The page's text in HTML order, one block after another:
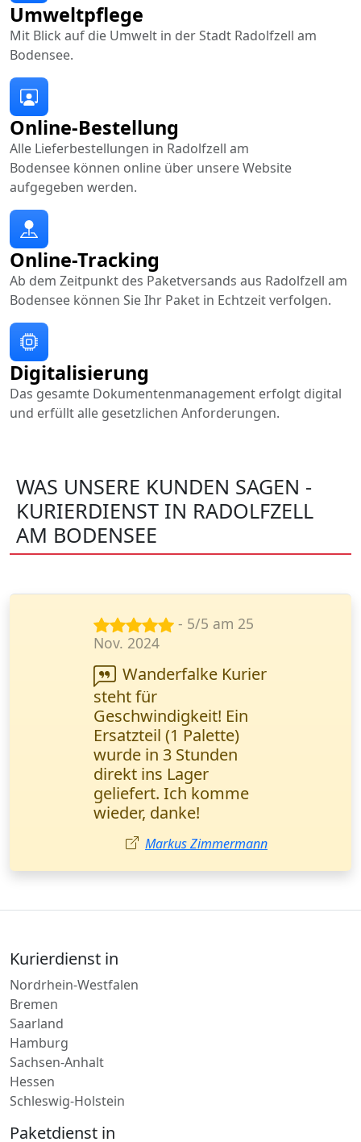
Online-Bestellung
Alle Lieferbestellungen in Radolfzell am
Bodensee können online über unsere Website
aufgegeben werden.
Online-Tracking
Ab dem Zeitpunkt des Paketversands aus Radolfzell am
Bodensee können Sie Ihr Paket in Echtzeit verfolgen.
Digitalisierung
Das gesamte Dokumentenmanagement erfolgt digital
und erfüllt alle gesetzlichen Anforderungen.
Umweltpflege
Mit Blick auf die Umwelt in der Stadt Radolfzell am
Bodensee.
WAS UNSERE KUNDEN SAGEN -
KURIERDIENST IN RADOLFZELL
AM BODENSEE
- 5/5 am 29
Sept. 2024
Sehr zuverlässiger
Service! Meine
vertraulichen
Dokumente wurden
noch am selben Tag
zugestellt. Das Online-
Tracking gibt
zusätzliche Sicherheit.
Sehr empfehlenswert!
Anna Schneider,
Rechtsanwältin Berlin.
Kurierdienst in
Nordrhein-Westfalen
Bremen
Saarland
Hamburg